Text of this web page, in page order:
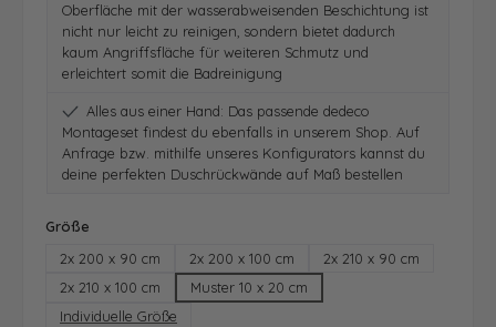
Oberfläche mit der wasserabweisenden Beschichtung ist
nicht nur leicht zu reinigen, sondern bietet dadurch
kaum Angriffsfläche für weiteren Schmutz und
erleichtert somit die Badreinigung
Alles aus einer Hand: Das passende dedeco
Montageset findest du ebenfalls in unserem Shop. Auf
Anfrage bzw. mithilfe unseres Konfigurators kannst du
deine perfekten Duschrückwände auf Maß bestellen
Größe
2x 200 x 90 cm
2x 200 x 100 cm
2x 210 x 90 cm
2x 210 x 100 cm
Muster 10 x 20 cm
Individuelle Größe